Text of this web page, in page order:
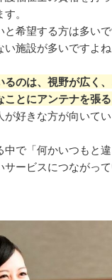
。
希望する方は多い
施設が多いですよね
るのは、視野が広く
とにアンテナを張る
好きな方が向いてい
中で「何かいつもと
ービスにつながっ